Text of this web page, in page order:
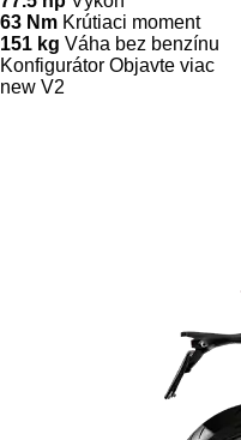
63 Nm Krútiaci moment
151 kg Váha bez benzínu
Konfigurátor Objavte viac
new V2